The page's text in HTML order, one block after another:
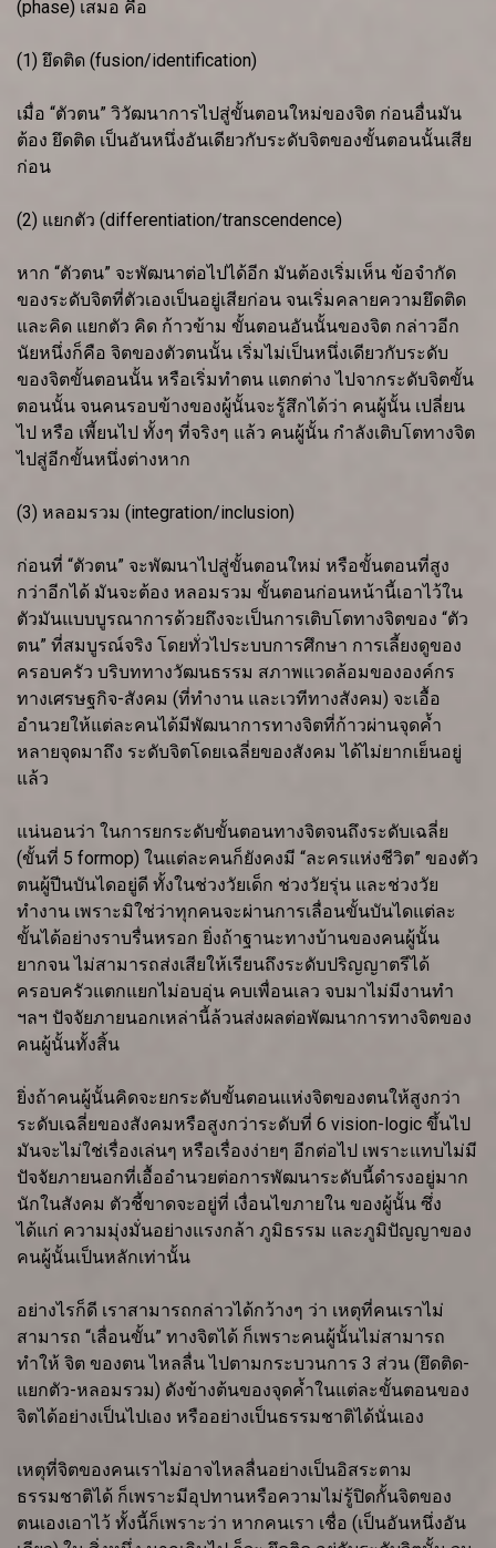
(phase) เสมอ คือ
(1) ยึดติด (fusion/identification)
เมื่อ “ตัวตน” วิวัฒนาการไปสู่ขั้นตอนใหม่ของจิต ก่อนอื่นมัน
ต้อง ยึดติด เป็นอันหนึ่งอันเดียวกับระดับจิตของขั้นตอนนั้นเสีย
ก่อน
(2) แยกตัว (differentiation/transcendence)
หาก “ตัวตน” จะพัฒนาต่อไปได้อีก มันต้องเริ่มเห็น ข้อจำกัด
ของระดับจิตที่ตัวเองเป็นอยู่เสียก่อน จนเริ่มคลายความยึดติด
และคิด แยกตัว คิด ก้าวข้าม ขั้นตอนอันนั้นของจิต กล่าวอีก
นัยหนึ่งก็คือ จิตของตัวตนนั้น เริ่มไม่เป็นหนึ่งเดียวกับระดับ
ของจิตขั้นตอนนั้น หรือเริ่มทำตน แตกต่าง ไปจากระดับจิตขั้น
ตอนนั้น จนคนรอบข้างของผู้นั้นจะรู้สึกได้ว่า คนผู้นั้น เปลี่ยน
ไป หรือ เพี้ยนไป ทั้งๆ ที่จริงๆ แล้ว คนผู้นั้น กำลังเติบโตทางจิต
ไปสู่อีกขั้นหนึ่งต่างหาก
(3) หลอมรวม (integration/inclusion)
ก่อนที่ “ตัวตน” จะพัฒนาไปสู่ขั้นตอนใหม่ หรือขั้นตอนที่สูง
กว่าอีกได้ มันจะต้อง หลอมรวม ขั้นตอนก่อนหน้านี้เอาไว้ใน
ตัวมันแบบบูรณาการด้วยถึงจะเป็นการเติบโตทางจิตของ “ตัว
ตน” ที่สมบูรณ์จริง โดยทั่วไประบบการศึกษา การเลี้ยงดูของ
ครอบครัว บริบททางวัฒนธรรม สภาพแวดล้อมขององค์กร
ทางเศรษฐกิจ-สังคม (ที่ทำงาน และเวทีทางสังคม) จะเอื้อ
อำนวยให้แต่ละคนได้มีพัฒนาการทางจิตที่ก้าวผ่านจุดค้ำ
หลายจุดมาถึง ระดับจิตโดยเฉลี่ยของสังคม ได้ไม่ยากเย็นอยู่
แล้ว
แน่นอนว่า ในการยกระดับขั้นตอนทางจิตจนถึงระดับเฉลี่ย
(ขั้นที่ 5 formop) ในแต่ละคนก็ยังคงมี “ละครแห่งชีวิต” ของตัว
ตนผู้ปีนบันไดอยู่ดี ทั้งในช่วงวัยเด็ก ช่วงวัยรุ่น และช่วงวัย
ทำงาน เพราะมิใช่ว่าทุกคนจะผ่านการเลื่อนขั้นบันไดแต่ละ
ขั้นได้อย่างราบรื่นหรอก ยิ่งถ้าฐานะทางบ้านของคนผู้นั้น
ยากจน ไม่สามารถส่งเสียให้เรียนถึงระดับปริญญาตรีได้
ครอบครัวแตกแยกไม่อบอุ่น คบเพื่อนเลว จบมาไม่มีงานทำ
ฯลฯ ปัจจัยภายนอกเหล่านี้ล้วนส่งผลต่อพัฒนาการทางจิตของ
คนผู้นั้นทั้งสิ้น
ยิ่งถ้าคนผู้นั้นคิดจะยกระดับขั้นตอนแห่งจิตของตนให้สูงกว่า
ระดับเฉลี่ยของสังคมหรือสูงกว่าระดับที่ 6 vision-logic ขึ้นไป
มันจะไม่ใช่เรื่องเล่นๆ หรือเรื่องง่ายๆ อีกต่อไป เพราะแทบไม่มี
ปัจจัยภายนอกที่เอื้ออำนวยต่อการพัฒนาระดับนี้ดำรงอยู่มาก
นักในสังคม ตัวชี้ขาดจะอยู่ที่ เงื่อนไขภายใน ของผู้นั้น ซึ่ง
ได้แก่ ความมุ่งมั่นอย่างแรงกล้า ภูมิธรรม และภูมิปัญญาของ
คนผู้นั้นเป็นหลักเท่านั้น
อย่างไรก็ดี เราสามารถกล่าวได้กว้างๆ ว่า เหตุที่คนเราไม่
สามารถ “เลื่อนขั้น” ทางจิตได้ ก็เพราะคนผู้นั้นไม่สามารถ
ทำให้ จิต ของตน ไหลลื่น ไปตามกระบวนการ 3 ส่วน (ยึดติด-
แยกตัว-หลอมรวม) ดังข้างต้นของจุดค้ำในแต่ละขั้นตอนของ
จิตได้อย่างเป็นไปเอง หรืออย่างเป็นธรรมชาติได้นั่นเอง
เหตุที่จิตของคนเราไม่อาจไหลลื่นอย่างเป็นอิสระตาม
ธรรมชาติได้ ก็เพราะมีอุปทานหรือความไม่รู้ปิดกั้นจิตของ
ตนเองเอาไว้ ทั้งนี้ก็เพราะว่า หากคนเรา เชื่อ (เป็นอันหนึ่งอัน